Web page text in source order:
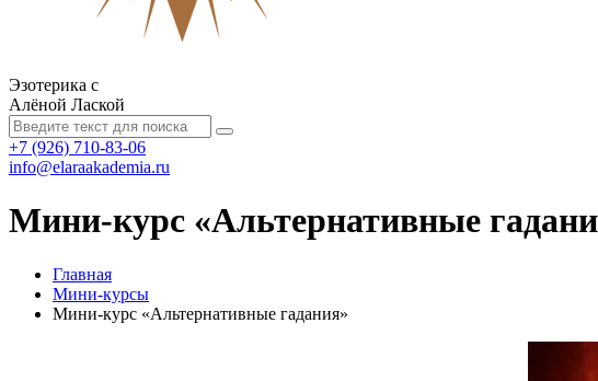
Эзотерика с
Алёной Лаской
+7 (926) 710-83-06
info@elaraakademia.ru
Мини-курс «Альтернативные
Главная
Мини-курсы
Мини-курс «Альтернативные гадания»